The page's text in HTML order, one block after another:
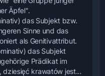
Äpfel".
das Subjekt bzw.
Sinne und das
als Genitivattribut.
das Subjekt
Prädikat im
dziesięć krawatów jest...